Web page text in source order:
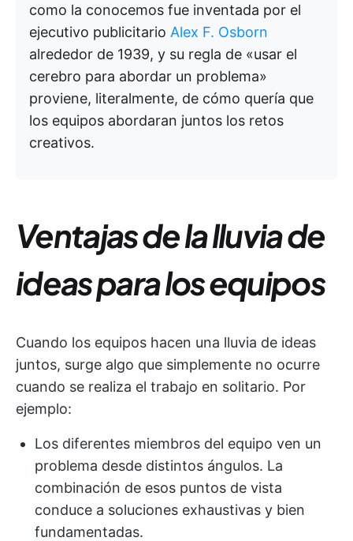
como la conocemos fue inventada por el
ejecutivo publicitario Alex F. Osborn
alrededor de 1939, y su regla de «usar el
cerebro para abordar un problema»
proviene, literalmente, de cómo quería que
los equipos abordaran juntos los retos
creativos.
Ventajas de la lluvia de
ideas para los equipos
Cuando los equipos hacen una lluvia de ideas
juntos, surge algo que simplemente no ocurre
cuando se realiza el trabajo en solitario. Por
ejemplo:
Los diferentes miembros del equipo ven un
problema desde distintos ángulos. La
combinación de esos puntos de vista
conduce a soluciones exhaustivas y bien
fundamentadas.